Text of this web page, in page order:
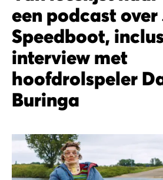
een podcast over
Speedboot,
interview met
hoofdrolspeler
Buringa